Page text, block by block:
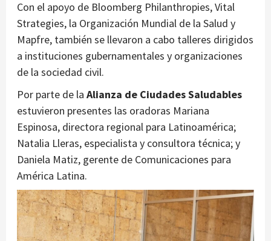
Con el apoyo de Bloomberg Philanthropies, Vital
Strategies, la Organización Mundial de la Salud y
Mapfre, también se llevaron a cabo talleres dirigidos
a instituciones gubernamentales y organizaciones
de la sociedad civil.
Por parte de la Alianza de Ciudades Saludables
estuvieron presentes las oradoras Mariana
Espinosa, directora regional para Latinoamérica;
Natalia Lleras, especialista y consultora técnica; y
Daniela Matiz, gerente de Comunicaciones para
América Latina.